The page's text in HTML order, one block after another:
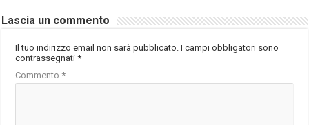
Lascia un commento
Il tuo indirizzo email non sarà pubblicato. I campi obbligatori sono
contrassegnati*
Commento*